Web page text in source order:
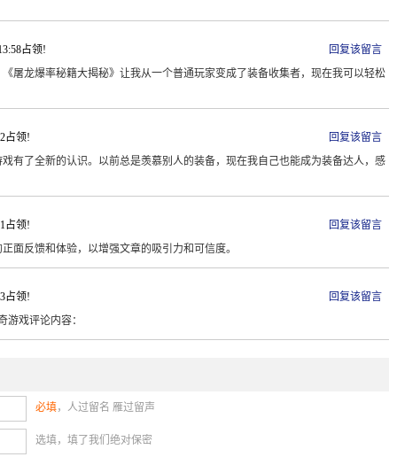
回复该留言
占领!
屠龙爆率秘籍大揭秘》让我从一个普通玩家变成了装备收集者，现在我可以轻松
回复该留言
占领!
有了全新的认识。以前总是羡慕别人的装备，现在我自己也能成为装备达人，感
回复该留言
占领!
面反馈和体验，以增强文章的吸引力和可信度。
回复该留言
占领!
游戏评论内容：
必填，人过留名 雁过留声
选填，填了我们绝对保密